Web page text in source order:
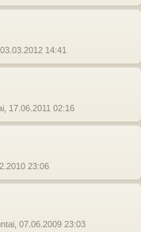
03.03.2012 14:41
17.06.2011 02:16
23:06
07.06.2009 23:03